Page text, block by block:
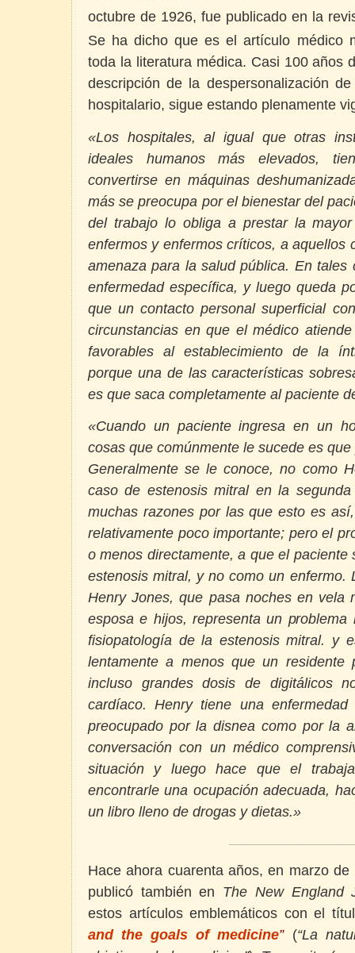
octubre de 1926, fue publicado en la
Se ha dicho que es el artículo médico
toda la literatura médica. Casi 100 años
descripción de la despersonalización
hospitalario, sigue estando plenamente
«Los hospitales, al igual que otras
ideales humanos más elevados,
convertirse en máquinas
más se preocupa por el bienestar del
del trabajo lo obliga a prestar la
enfermos y enfermos críticos, a aquellos
amenaza para la salud pública. En tales
enfermedad específica, y luego queda
que un contacto personal superficial
circunstancias en que el médico
favorables al establecimiento de la
porque una de las características
es que saca completamente al paciente
«Cuando un paciente ingresa en un
cosas que comúnmente le sucede es
Generalmente se le conoce, no como
caso de estenosis mitral en la
muchas razones por las que esto es
relativamente poco importante; pero el
o menos directamente, a que el
estenosis mitral, y no como un enfermo.
Henry Jones, que pasa noches en vela
esposa e hijos, representa un
fisiopatología de la estenosis mitral. y
lentamente a menos que un residente
incluso grandes dosis de digitálicos
cardíaco. Henry tiene una
preocupado por la disnea como por la
conversación con un médico
situación y luego hace que el
encontrarle una ocupación adecuada,
un libro lleno de drogas y dietas.»
Hace ahora cuarenta años, en marzo
publicó también en The New England
estos artículos emblemáticos con el
and the goals of medicine”(“La